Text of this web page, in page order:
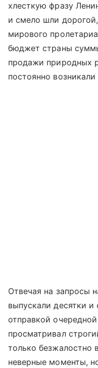
хлесткую фразу
и смело шли
мирового
бюджет страны
продажи природных
постоянно
Отвечая на запросы
выпускали десятки
отправкой
просматривал
только безжалостно
неверные моменты,